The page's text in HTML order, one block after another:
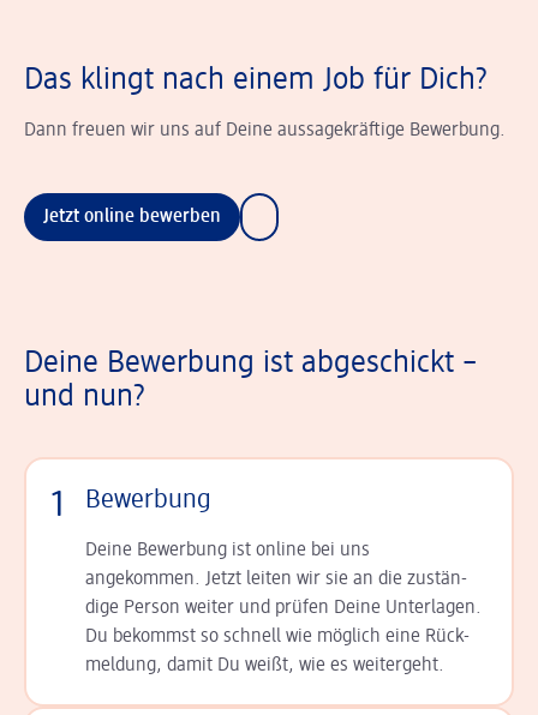
Das klingt nach einem Job für Dich?
Dann freuen wir uns auf Deine aussagekräftige Bewerbung.
Jetzt online bewerben
Deine Bewerbung ist abgeschickt –
und nun?
1 Bewerbung
Deine Bewerbung ist online bei uns
angekommen. Jetzt leiten wir sie an die zu­stän­
dige Person weiter und prüfen Deine Unterlagen.
Du bekommst so schnell wie möglich eine Rück­
meldung, damit Du weißt, wie es weitergeht.